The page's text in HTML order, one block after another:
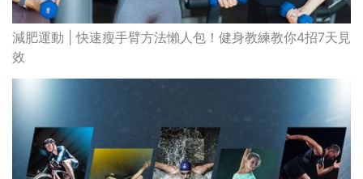
減肥運動 | 快速瘦手臂方法懶人包！健身教練教你4招7天見
效